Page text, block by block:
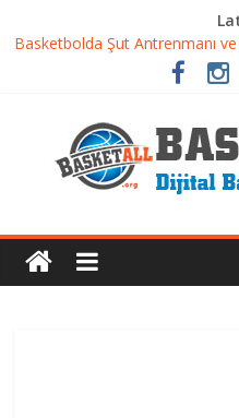
Basketbolda Şut Antrenmanı
Iverson’dan Kyrie’e: Top
Dünyanın En İyi Basketbol
Basketbolcu Beslenmesi:
Yaklaşımlar